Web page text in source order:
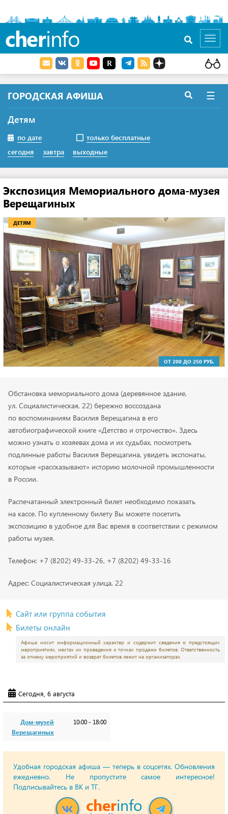
cherinfo
ГОРОДСКАЯ АФИША
Детям
по дате
только бесплатные
сегодня
завтра выходные
×
☰
Экспозиция Мемориального дома-музея
Верещагиных
ДЕТЯМ
ОТ 200 ДО 250 РУБ.
Обстановка мемориального дома (деревянное здание,
ул. Социалистическая, 22) бережно воссоздана
по воспоминаниям Василия Верещагина в его
автобиографической книге «Детство и отрочество». Здесь
можно узнать о хозяевах дома и их судьбах, посмотреть
подлинные работы Василия Верещагина, увидеть экспонаты,
которые «рассказывают» историю молочной промышленности
в России.
Распечатанный электронный билет необходимо показать
на кассе. По купленному билету Вы можете посетить
экспозицию в удобное для Вас время в соответствии с режимом
работы музея.
Телефон: +7 (8202) 49-33-26, +7 (8202) 49-33-16
Адрес: Социалистическая улица, 22
Сайт или группа события
Билеты онлайн
Афиша носит информационный характер и содержит сведения о предстоящих
мероприятиях, местах их проведения и точках продажи билетов. Ответственность
за отмену мероприятий и возврат билетов лежит на организаторах.
Сегодня, 6 августа
Дом-музей
Верещагиных
10:00 - 18:00
Удобная городская афиша — теперь в соцсетях. Обновления
ежедневно. Не пропустите самое интересное!
Подписывайтесь в ВК и ТГ.
cherinfo